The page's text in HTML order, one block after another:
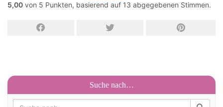
5,00 von 5 Punkten, basierend auf 13 abgegebenen Stimmen.
Suche nach…